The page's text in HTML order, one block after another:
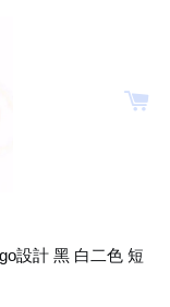
設計 黑 白二色 短